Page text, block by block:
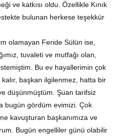
ve katkısı oldu. Özellikle Kınık
bulunan herkese teşekkür
olamayan Feride Sülün ise,
tuvaleti ve mutfağı olan,
Bu ev hayallerimin çok
başkan ilgilenmez, hatta bir
düşünmüştüm. Şuan tarifsiz
bugün gördüm evimizi. Çok
kavuşturan başkanımıza ve
Bugün engelliler günü olabilir